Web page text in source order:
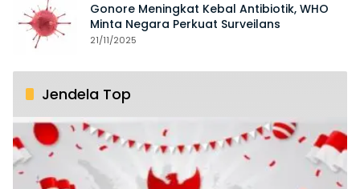
Gonore Meningkat Kebal Antibiotik, WHO
Minta Negara Perkuat Surveilans
21/11/2025
Jendela Top